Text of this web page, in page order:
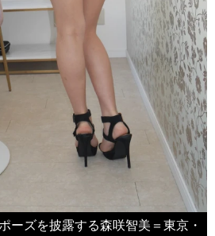
ーズを披露する森咲智美＝東京・